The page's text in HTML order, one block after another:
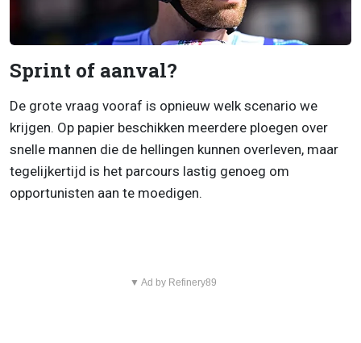
Sprint of aanval?
De grote vraag vooraf is opnieuw welk scenario we
krijgen. Op papier beschikken meerdere ploegen over
snelle mannen die de hellingen kunnen overleven, maar
tegelijkertijd is het parcours lastig genoeg om
opportunisten aan te moedigen.
▼ Ad by Refinery89